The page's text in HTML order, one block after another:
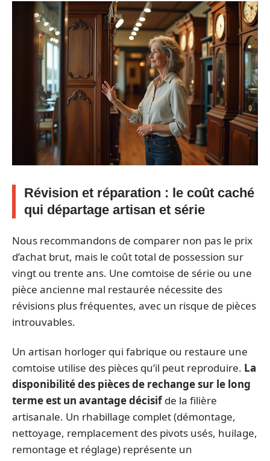
Révision et réparation : le coût caché
qui départage artisan et série
Nous recommandons de comparer non pas le prix
d’achat brut, mais le coût total de possession sur
vingt ou trente ans. Une comtoise de série ou une
pièce ancienne mal restaurée nécessite des
révisions plus fréquentes, avec un risque de pièces
introuvables.
Un artisan horloger qui fabrique ou restaure une
comtoise utilise des pièces qu’il peut reproduire. La
disponibilité des pièces de rechange sur le long
terme est un avantage décisifde la filière
artisanale. Un rhabillage complet (démontage,
nettoyage, remplacement des pivots usés, huilage,
remontage et réglage) représente un